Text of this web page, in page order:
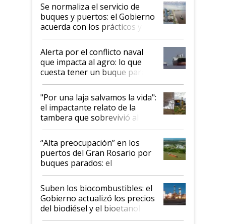
Se normaliza el servicio de
buques y puertos: el Gobierno
acuerda con los prácticos y
suspende el decreto de
desregulación
Alerta por el conflicto naval
que impacta al agro: lo que
cuesta tener un buque parado
y el peligro de que Argentina
pase a ser "país sucio"
"Por una laja salvamos la vida":
el impactante relato de la
tambera que sobrevivió al
tornado
“Alta preocupación” en los
puertos del Gran Rosario por
buques parados: el
funcionamiento de las
exportadoras en tensión tras
la medida de fuerza de los
prácticos
Suben los biocombustibles: el
Gobierno actualizó los precios
del biodiésel y el bioetanol